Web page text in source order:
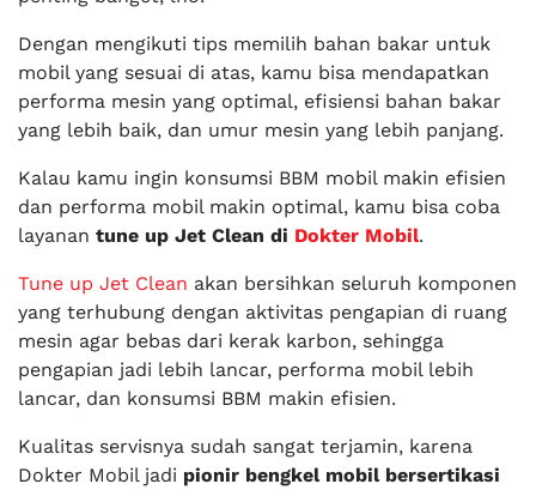
Dengan mengikuti tips memilih bahan bakar untuk
mobil yang sesuai di atas, kamu bisa mendapatkan
performa mesin yang optimal, efisiensi bahan bakar
yang lebih baik, dan umur mesin yang lebih panjang.
Kalau kamu ingin konsumsi BBM mobil makin efisien
dan performa mobil makin optimal, kamu bisa coba
layanan tune up Jet Clean di Dokter Mobil.
Tune up Jet Clean akan bersihkan seluruh komponen
yang terhubung dengan aktivitas pengapian di ruang
mesin agar bebas dari kerak karbon, sehingga
pengapian jadi lebih lancar, performa mobil lebih
lancar, dan konsumsi BBM makin efisien.
Kualitas servisnya sudah sangat terjamin, karena
Dokter Mobil jadi pionir bengkel mobil bersertikasi